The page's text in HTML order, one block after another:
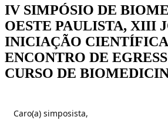
IV SIMPÓSIO DE
OESTE PAULISTA, XIII
INICIAÇÃO
ENCONTRO DE
CURSO DE
Caro(a) simposista,